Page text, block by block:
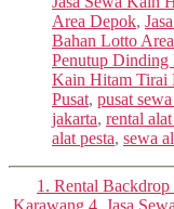
Area Depok,
Bahan Lotto
Penutup Dinding
Kain Hitam Tirai
Pusat, pusat
jakarta, rental
alat pesta, sewa
1. Rental
Karawang 4. Jasa